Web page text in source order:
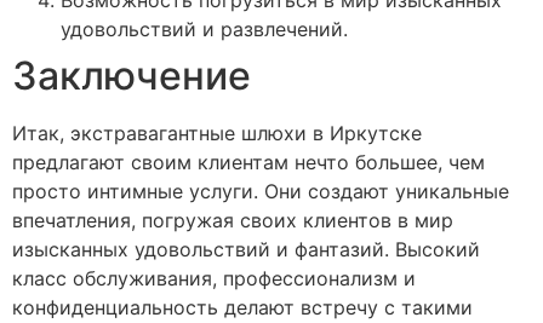
удовольствий и развлечений.
Заключение
Итак, экстравагантные шлюхи в Иркутске
предлагают своим клиентам нечто большее, чем
просто интимные услуги. Они создают уникальные
впечатления, погружая своих клиентов в мир
изысканных удовольствий и фантазий. Высокий
класс обслуживания, профессионализм и
конфиденциальность делают встречу с такими